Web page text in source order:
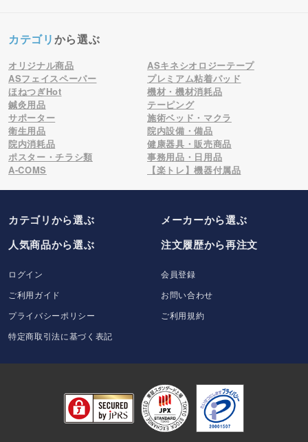
カテゴリから選ぶ
オリジナル商品
ASキネシオロジーテープ
ASフェイスペーパー
プレミアム粘着パッド
ほねつぎHot
機材・機材消耗品
鍼灸用品
テーピング
サポーター
施術ベッド・マクラ
衛生用品
院内設備・備品
院内消耗品
健康器具・販売商品
ポスター・チラシ類
事務用品・日用品
A-COMS
【楽トレ】機器付属品
カテゴリから選ぶ メーカーから選ぶ
人気商品から選ぶ
注文履歴から再注文
ログイン
会員登録
ご利用ガイド
お問い合わせ
プライバシーポリシー
ご利用規約
特定商取引法に基づく表記